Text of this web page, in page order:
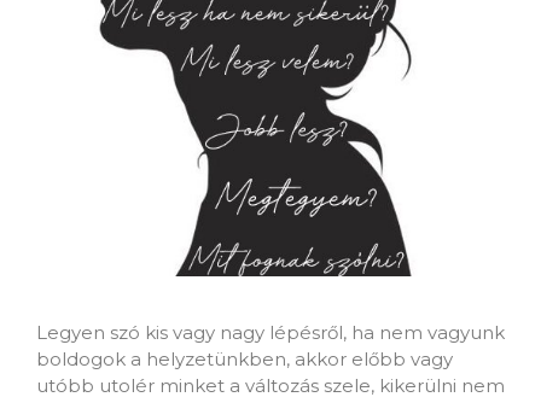
Legyen szó kis vagy nagy lépésről, ha nem vagyunk
boldogok a helyzetünkben, akkor előbb vagy
utóbb utolér minket a változás szele, kikerülni nem